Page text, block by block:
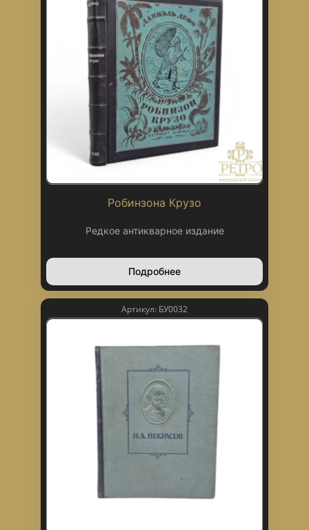
Робинзона Крузо
Редкое антикварное издание
Подробнее
Артикул: БУ0032